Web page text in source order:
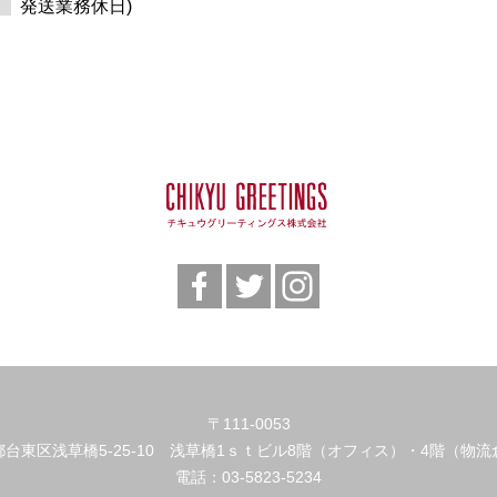
発送業務休日)
〒111-0053
台東区浅草橋5-25-10 浅草橋1ｓｔビル8階（オフィス）・4階（物流
電話： 03-5823-5234